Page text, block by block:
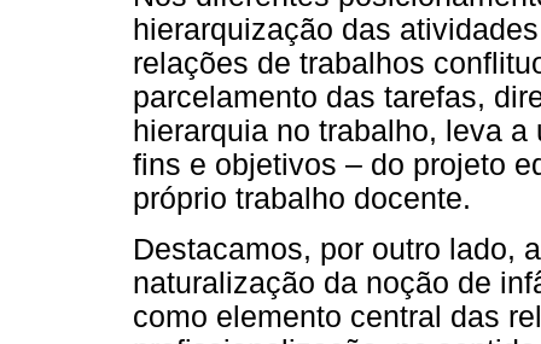
hierarquização das
relações de trabalhos
parcelamento das tarefas,
hierarquia no trabalho, leva
fins e objetivos – do projeto
próprio trabalho docente.
Destacamos, por outro lado,
naturalização da noção de
como elemento central das